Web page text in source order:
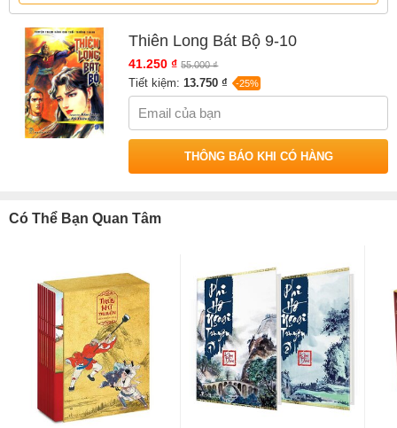
Thiên Long Bát Bộ 9-10
41.250 ₫ 55.000 ₫
Tiết kiệm: 13.750 ₫ -25%
THÔNG BÁO KHI CÓ HÀNG
Có Thể Bạn Quan Tâm